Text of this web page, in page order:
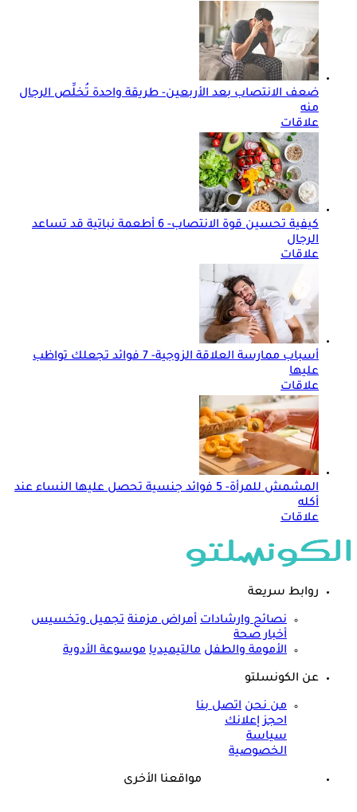
ضعف الانتصاب بعد الأربعين- طريقة واحدة تُخلِّص الرجال
منه
علاقات
كيفية تحسين قوة الانتصاب- 6 أطعمة نباتية قد تساعد
الرجال
علاقات
أسباب ممارسة العلاقة الزوجية- 7 فوائد تجعلك تواظب
عليها
علاقات
المشمش للمرأة- 5 فوائد جنسية تحصل عليها النساء عند
أكله
علاقات
روابط سريعة
نصائح وارشادات أمراض مزمنة تجميل وتخسيس
أخبار صحة
الأمومة والطفل مالتيميديا موسوعة الأدوية
عن الكونسلتو
من نحن اتصل بنا
احجز إعلانك
سياسة
الخصوصية
مواقعنا الأخرى